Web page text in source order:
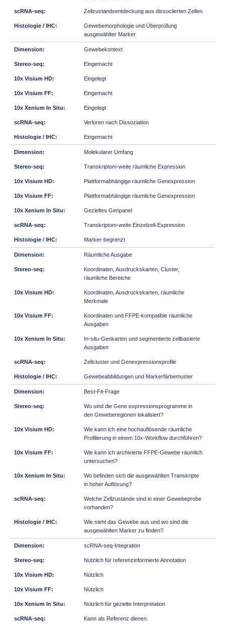
Zellzustandsentdeckung aus dissociierten Zellen
Gewebemorphologie und Überprüfung
ausgewählter Marker
Gewebekontext
Eingemacht
Eingelegt
Eingemacht
Eingelegt
Verloren nach Dissoziation
Eingemacht
Molekularer Umfang
Transkriptom-weite räumliche Expression
Plattformabhängige räumliche Genexpression
Plattformabhängige räumliche Genexpression
Gezieltes Genpanel
Transkriptom-weite Einzelzell-Expression
Marker-begrenzt
Räumliche Ausgabe
Koordinaten, Ausdruckskarten, Cluster,
räumliche Bereiche
Koordinaten, Ausdruckskarten, räumliche
Merkmale
Koordinaten und FFPE-kompatible räumliche
Ausgaben
In-situ-Genkarten und segmentierte zellbasierte
Ausgaben
Zellcluster und Genexpressionsprofile
Gewebeabbildungen und Markerfärbemuster
Best-Fit-Frage
Wo sind die Gene expressionsprogramme in
den Geweberegionen lokalisiert?
Wie kann ich eine hochauflösende räumliche
Profilierung in einem 10x-Workflow durchführen?
Wie kann ich archivierte FFPE-Gewebe räumlich
untersuchen?
Wo befinden sich die ausgewählten Transkripte
in hoher Auflösung?
Welche Zellzustände sind in einer Gewebeprobe
vorhanden?
Wie sieht das Gewebe aus und wo sind die
ausgewählten Marker zu finden?
scRNA-seq-Integration
Nützlich für referenzinformierte Annotation
Nützlich
Nützlich
Nützlich für gezielte Interpretation
Kann als Referenz dienen.